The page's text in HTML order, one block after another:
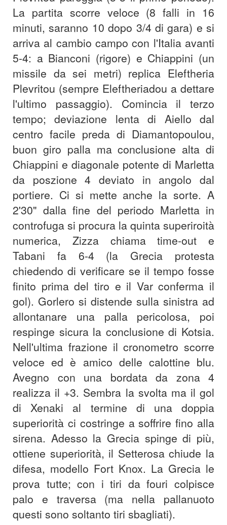
La partita scorre veloce (8 falli in 16
minuti, saranno 10 dopo 3/4 di gara) e si
arriva al cambio campo con l'Italia avanti
5-4: a Bianconi (rigore) e Chiappini (un
missile da sei metri) replica Eleftheria
Plevritou (sempre Eleftheriadou a dettare
l'ultimo passaggio). Comincia il terzo
tempo; deviazione lenta di Aiello dal
centro facile preda di Diamantopoulou,
buon giro palla ma conclusione alta di
Chiappini e diagonale potente di Marletta
da poszione 4 deviato in angolo dal
portiere. Ci si mette anche la sorte. A
2'30" dalla fine del periodo Marletta in
controfuga si procura la quinta superiroità
numerica, Zizza chiama time-out e
Tabani fa 6-4 (la Grecia protesta
chiedendo di verificare se il tempo fosse
finito prima del tiro e il Var conferma il
gol). Gorlero si distende sulla sinistra ad
allontanare una palla pericolosa, poi
respinge sicura la conclusione di Kotsia.
Nell'ultima frazione il cronometro scorre
veloce ed è amico delle calottine blu.
Avegno con una bordata da zona 4
realizza il +3. Sembra la svolta ma il gol
di Xenaki al termine di una doppia
superiorità ci costringe a soffrire fino alla
sirena. Adesso la Grecia spinge di più,
ottiene superiorità, il Setterosa chiude la
difesa, modello Fort Knox. La Grecia le
prova tutte; con i tiri da fouri colpisce
palo e traversa (ma nella pallanuoto
questi sono soltanto tiri sbagliati).